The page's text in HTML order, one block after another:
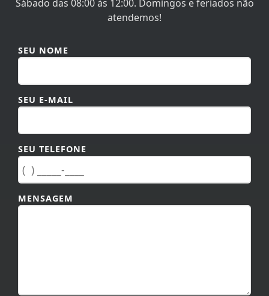
Sábado das 08:00 às 12:00. Domingos e feriados não
atendemos!
SEU NOME
SEU E-MAIL
SEU TELEFONE
MENSAGEM